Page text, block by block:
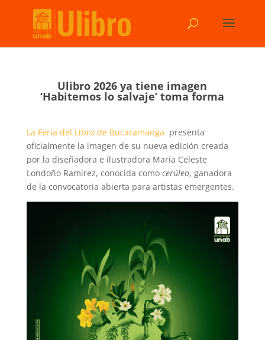
Ulibro 2026 ya tiene imagen
‘Habitemos lo salvaje’ toma forma
La Feria del Libro de Bucaramanga presenta
oficialmente la imagen de su nueva edición creada
por la diseñadora e ilustradora María Celeste
Londoño Ramírez, conocida como cerúleo, ganadora
de la convocatoria abierta para artistas emergentes.